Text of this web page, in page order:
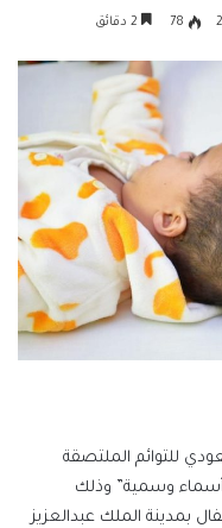
78
للتوائم الملتصقة
وسمية” وذلك
بمدينة الملك عبدالعزيز